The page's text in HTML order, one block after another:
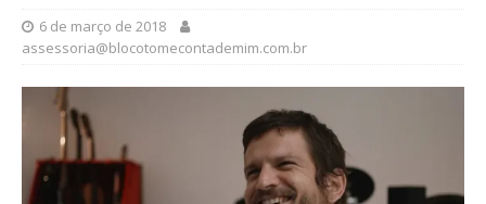
6 de março de 2018
assessoria@blocotomecontademim.com.br